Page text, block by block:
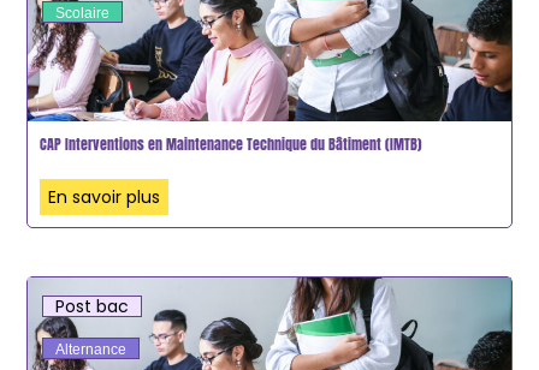
Scolaire
CAP Interventions en Maintenance Technique du Bâtiment (IMTB)
En savoir plus
Post bac
Alternance